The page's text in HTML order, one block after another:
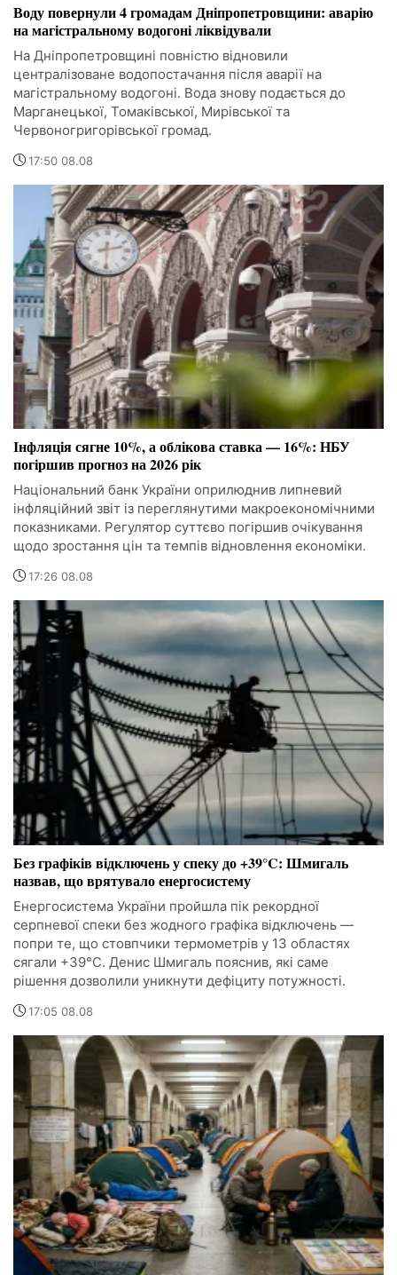
Воду повернули 4 громадам Дніпропетровщини: аварію
на магістральному водогоні ліквідували
На Дніпропетровщині повністю відновили
централізоване водопостачання після аварії на
магістральному водогоні. Вода знову подається до
Марганецької, Томаківської, Мирівської та
Червоногригорівської громад.
17:50 08.08
Інфляція сягне 10%, а облікова ставка — 16%: НБУ
погіршив прогноз на 2026 рік
Національний банк України оприлюднив липневий
інфляційний звіт із переглянутими макроекономічними
показниками. Регулятор суттєво погіршив очікування
щодо зростання цін та темпів відновлення економіки.
17:26 08.08
Без графіків відключень у спеку до +39°C: Шмигаль
назвав, що врятувало енергосистему
Енергосистема України пройшла пік рекордної
серпневої спеки без жодного графіка відключень —
попри те, що стовпчики термометрів у 13 областях
сягали +39°C. Денис Шмигаль пояснив, які саме
рішення дозволили уникнути дефіциту потужності.
17:05 08.08